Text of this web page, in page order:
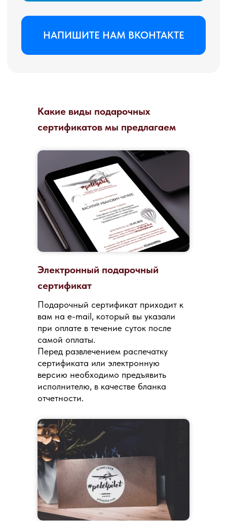
Какие виды подарочных
сертификатов мы предлагаем
Электронный подарочный
сертификат
Подарочный сертификат приходит к
вам на e-mail, который вы указали
при оплате в течение суток после
самой оплаты.
Перед развлечением распечатку
сертификата или электронную
версию необходимо предъявить
исполнителю, в качестве бланка
отчетности.